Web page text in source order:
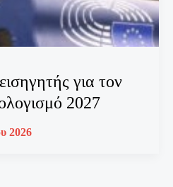
για τον
2027
2026